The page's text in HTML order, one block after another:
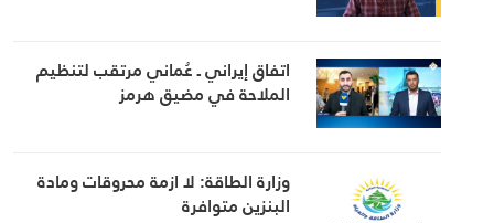
اتفاق إيراني ـ عُماني مرتقب لتنظيم
الملاحة في مضيق هرمز
وزارة الطاقة: لا ازمة محروقات ومادة
البنزين متوافرة